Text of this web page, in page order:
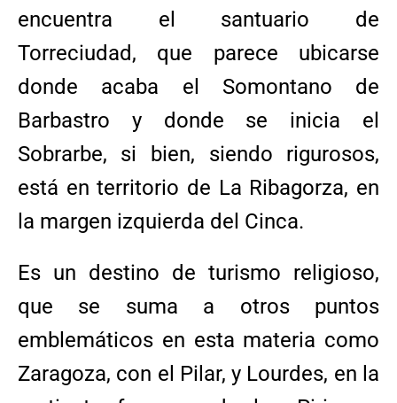
encuentra el santuario de
Torreciudad, que parece ubicarse
donde acaba el Somontano de
Barbastro y donde se inicia el
Sobrarbe, si bien, siendo rigurosos,
está en territorio de La Ribagorza, en
la margen izquierda del Cinca.
Es un destino de turismo religioso,
que se suma a otros puntos
emblemáticos en esta materia como
Zaragoza, con el Pilar, y Lourdes, en la